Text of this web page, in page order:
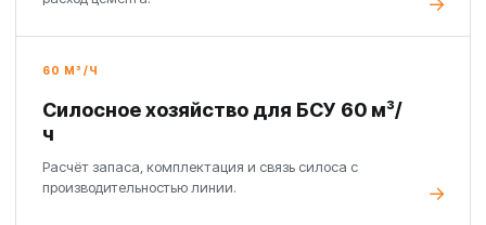
60 М³/Ч
Силосное хозяйство для БСУ 60 м³/
ч
Расчёт запаса, комплектация и связь силоса с
производительностью линии.